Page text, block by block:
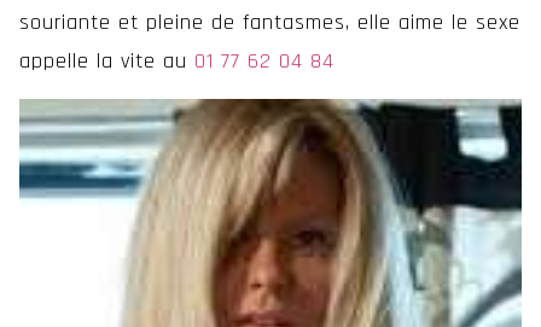
souriante et pleine de fantasmes, elle aime le sexe
appelle la vite au 01 77 62 04 84